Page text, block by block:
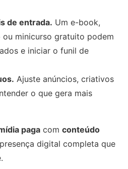
de entrada. Um e-book,
minicurso gratuito podem
e iniciar o funil de
Ajuste anúncios, criativos
o que gera mais
paga com conteúdo
digital completa que